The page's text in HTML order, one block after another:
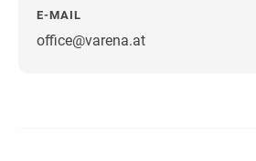
E-MAIL
office@varena.at